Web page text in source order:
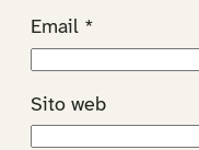
Email *
Sito web